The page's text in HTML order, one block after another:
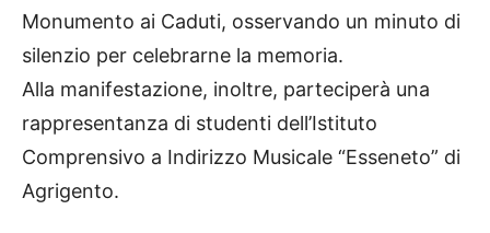
Monumento ai Caduti, osservando un minuto di
silenzio per celebrarne la memoria.
Alla manifestazione, inoltre, parteciperà una
rappresentanza di studenti dell’Istituto
Comprensivo a Indirizzo Musicale “Esseneto” di
Agrigento.